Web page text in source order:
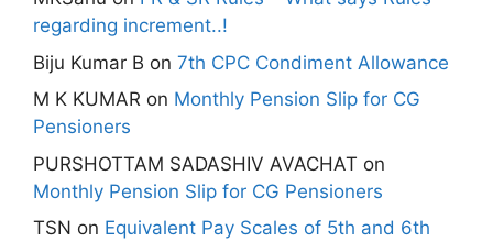
regarding increment..!
Biju Kumar B on 7th CPC Condiment Allowance
M K KUMAR on Monthly Pension Slip for CG
Pensioners
PURSHOTTAM SADASHIV AVACHAT on
Monthly Pension Slip for CG Pensioners
TSN on Equivalent Pay Scales of 5th and 6th